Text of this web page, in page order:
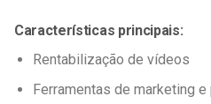
Características principais:
Rentabilização de vídeos
Ferramentas de marketing